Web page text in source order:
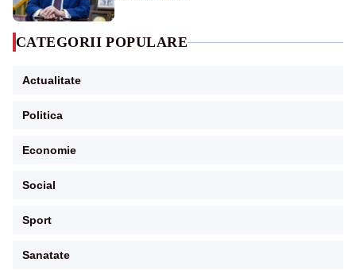
CATEGORII POPULARE
Actualitate
Politica
Economie
Social
Sport
Sanatate